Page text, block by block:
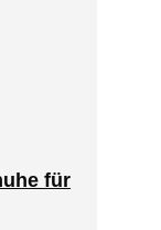
für